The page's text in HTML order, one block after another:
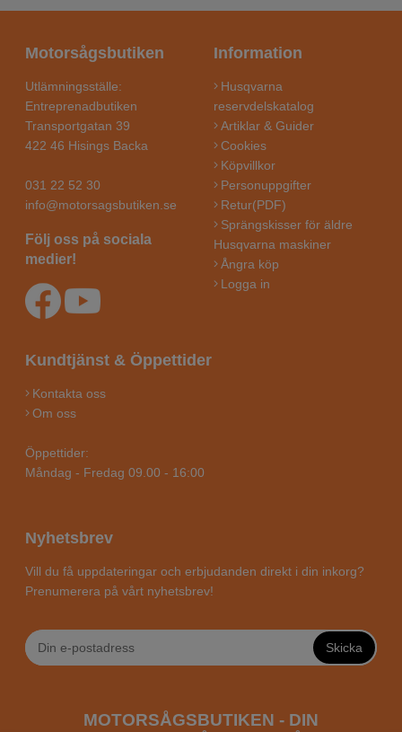
Motorsågsbutiken
Utlämningsställe:
Entreprenadbutiken
Transportgatan 39
422 46 Hisings Backa
031 22 52 30
info@motorsagsbutiken.se
Följ oss på sociala
medier!
Information
Husqvarna
reservdelskatalog
Artiklar & Guider
Cookies
Köpvillkor
Personuppgifter
Retur(PDF)
Sprängskisser för äldre
Husqvarna maskiner
Ångra köp
Logga in
Kundtjänst & Öppettider
Kontakta oss
Om oss
Öppettider:
Måndag - Fredag 09.00 - 16:00
Nyhetsbrev
Vill du få uppdateringar och erbjudanden direkt i din inkorg?
Prenumerera på vårt nyhetsbrev!
Skicka
MOTORSÅGSBUTIKEN - DIN